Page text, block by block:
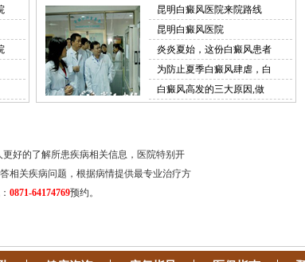
昆明白癜风医院来院路线
昆明白癜风医院
炎炎夏始，这份白癜风患者
为防止夏季白癜风肆虐，白
白癜风高发的三大原因,做
好的了解所患疾病相关信息，医院特别开
相关疾病问题，根据病情提供最专业治疗方
0871-64174769预约。